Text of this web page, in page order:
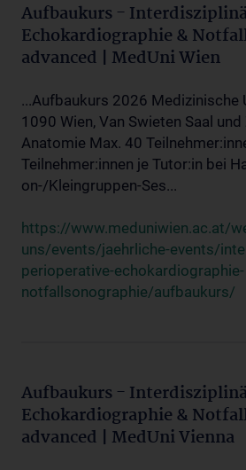
Aufbaukurs -
Echokardiographie &
advanced | MedUni Wien
...Aufbaukurs 2026 Medizinische
1090 Wien, Van Swieten Saal
Anatomie Max. 40
Teilnehmer:innen je Tutor:in bei
on-/Kleingruppen-Ses...
https://www.meduniwien.ac.at/
uns/events/jaehrliche-events/
perioperative-echokardiographie-
notfallsonographie/aufbaukurs/
Aufbaukurs -
Echokardiographie &
advanced | MedUni Vienna